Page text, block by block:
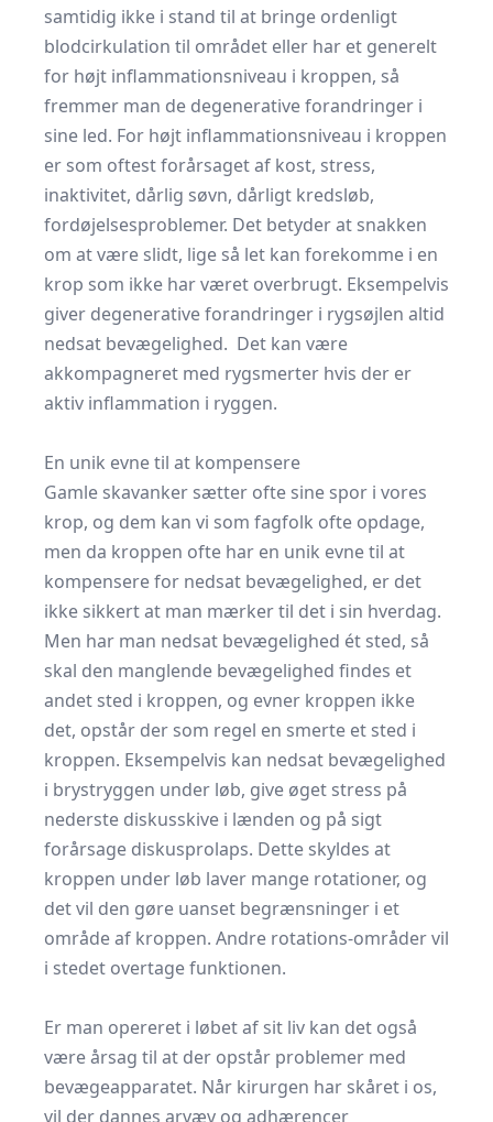
samtidig ikke i stand til at bringe ordenligt
blodcirkulation til området eller har et generelt
for højt inflammationsniveau i kroppen, så
fremmer man de degenerative forandringer i
sine led. For højt inflammationsniveau i kroppen
er som oftest forårsaget af kost, stress,
inaktivitet, dårlig søvn, dårligt kredsløb,
fordøjelsesproblemer. Det betyder at snakken
om at være slidt, lige så let kan forekomme i en
krop som ikke har været overbrugt. Eksempelvis
giver degenerative forandringer i rygsøjlen altid
nedsat bevægelighed. Det kan være
akkompagneret med rygsmerter hvis der er
aktiv inflammation i ryggen.
En unik evne til at kompensere
Gamle skavanker sætter ofte sine spor i vores
krop, og dem kan vi som fagfolk ofte opdage,
men da kroppen ofte har en unik evne til at
kompensere for nedsat bevægelighed, er det
ikke sikkert at man mærker til det i sin hverdag.
Men har man nedsat bevægelighed ét sted, så
skal den manglende bevægelighed findes et
andet sted i kroppen, og evner kroppen ikke
det, opstår der som regel en smerte et sted i
kroppen. Eksempelvis kan nedsat bevægelighed
i brystryggen under løb, give øget stress på
nederste diskusskive i lænden og på sigt
forårsage diskusprolaps. Dette skyldes at
kroppen under løb laver mange rotationer, og
det vil den gøre uanset begrænsninger i et
område af kroppen. Andre rotations-områder vil
i stedet overtage funktionen.
Er man opereret i løbet af sit liv kan det også
være årsag til at der opstår problemer med
bevægeapparatet. Når kirurgen har skåret i os,
vil der dannes arvæv og adhærencer